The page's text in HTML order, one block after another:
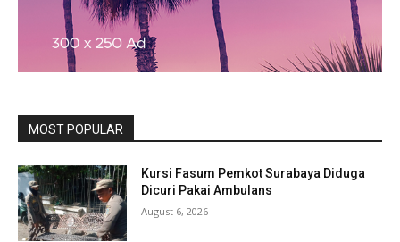
MOST POPULAR
Kursi Fasum Pemkot Surabaya Diduga
Dicuri Pakai Ambulans
August 6, 2026